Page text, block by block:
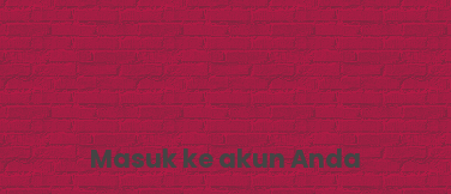
Masuk ke akun Anda